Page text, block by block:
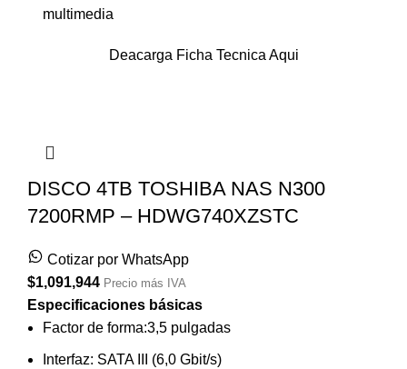
multimedia
Deacarga Ficha Tecnica Aqui
DISCO 4TB TOSHIBA NAS N300
7200RMP – HDWG740XZSTC
Cotizar por WhatsApp
$1,091,944 Precio más IVA
Especificaciones básicas
Factor de forma:3,5 pulgadas
Interfaz: SATA III (6,0 Gbit/s)